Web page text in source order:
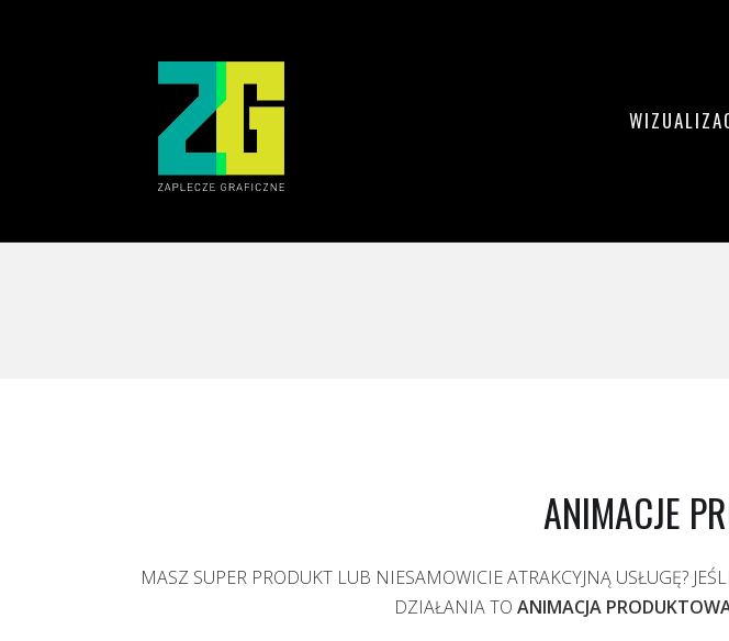
ANIMACJE
MASZ SUPER PRODUKT LUB NIESAMOWICIE ATRAKCYJNĄ USŁUGĘ?
DZIAŁANIA TO ANIMACJA